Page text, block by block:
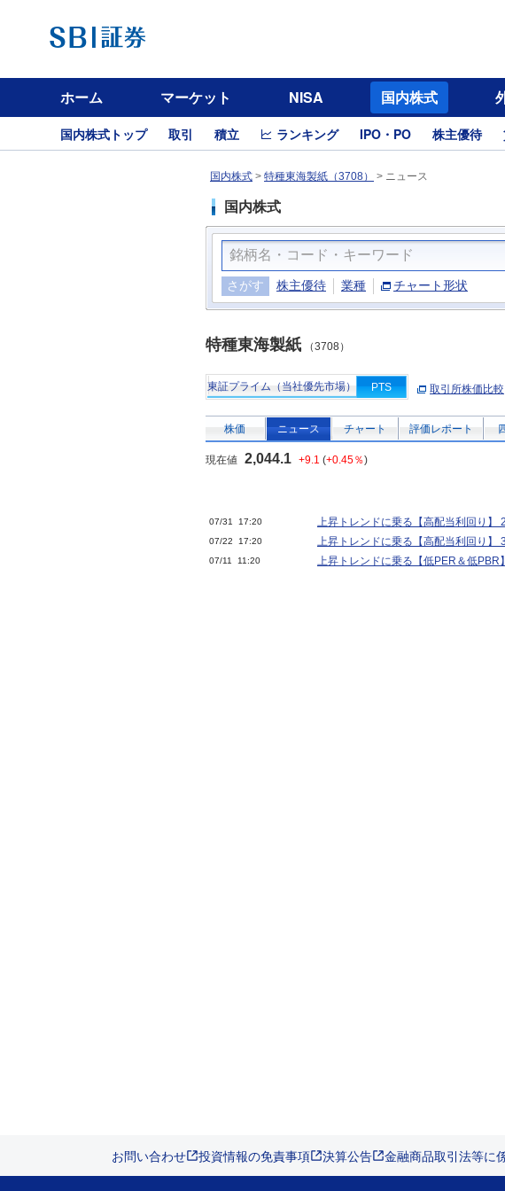
ホーム マーケット NISA 国内株式
国内株式トップ 取引 積立 ランキング IPO・PO 株主優待
国内株式 > 特種東海製紙（3708） > ニュース
国内株式
さがす 株主優待 業種 チャート形状
特種東海製紙 （3708）
東証プライム（当社優先市場） PTS 取引所株価比較
株価 ニュース チャート 評価レポート
現在値 2,044.1 +9.1 (+0.45％)
07/31 17:20 上昇トレンドに乗る【高配当利回り
07/22 17:20 上昇トレンドに乗る【高配当利回り
07/11 11:20 上昇トレンドに乗る【低PER＆低
お問い合わせ 投資情報の免責事項 決算公告 金融商品取引法等に